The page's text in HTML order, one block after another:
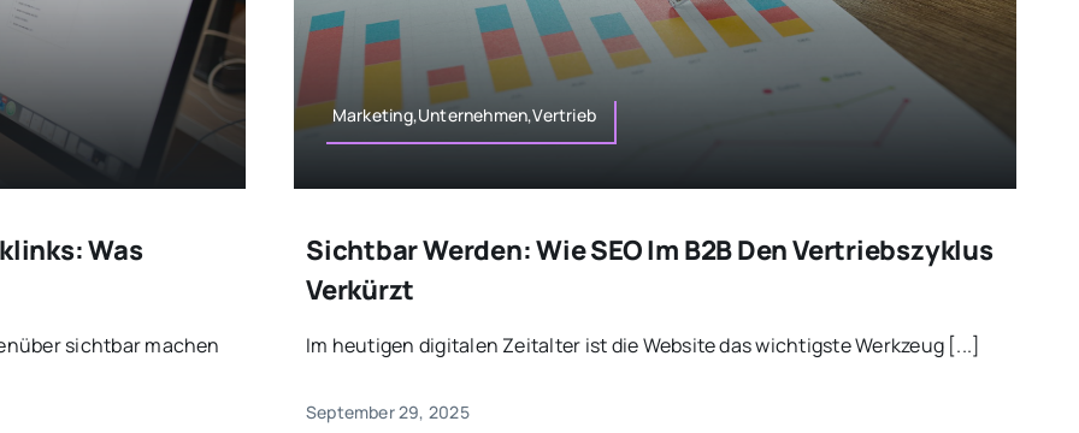
Was
sichtbar machen
Marketing,Unternehmen,Vertrieb
Sichtbar Werden: Wie SEO Im B2B Den Vertriebszyklus
Verkürzt
Im heutigen digitalen Zeitalter ist die Website das wichtigste Werkzeug [...]
September 29, 2025